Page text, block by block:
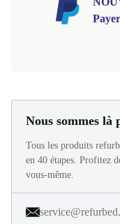
Nous sommes là
Tous les produits
en 40 étapes. Profitez
vous-même.